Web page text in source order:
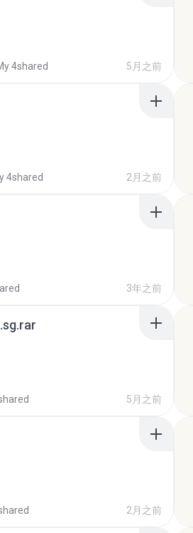
4shared 5月之前
4shared 2月之前
3年之前
5月之前
2月之前